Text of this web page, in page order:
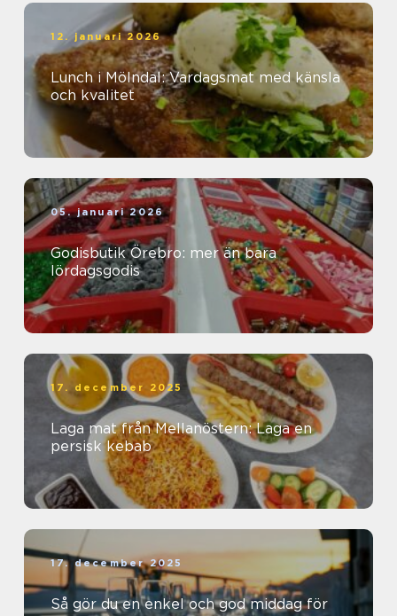
12. januari 2026
Lunch i Mölndal: Vardagsmat med känsla
och kvalitet
05. januari 2026
Godisbutik Örebro: mer än bara
lördagsgodis
17. december 2025
Laga mat från Mellanöstern: Laga en
persisk kebab
17. december 2025
Så gör du en enkel och god middag för